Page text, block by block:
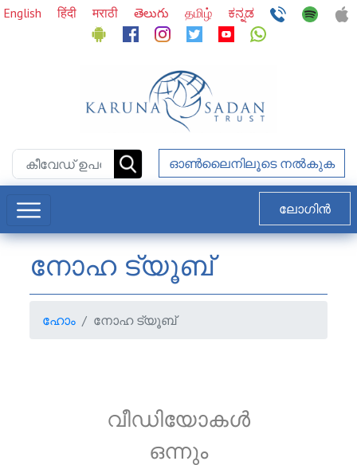
English हिंदी मराठी తెలుగు தமிழ் ಕನ್ನಡ
ഓണ്‍ലൈനിലൂടെ നല്‍കുക
ലോഗിൻ
നോഹ ട്യൂബ്
ഹോം നോഹ ട്യൂബ്
വീഡിയോകള്‍
ഒന്നും